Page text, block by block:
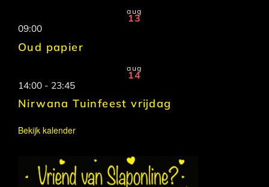
aug
13
09:00
Oud papier
aug
14
14:00 - 23:45
Nirwana Tuinfeest vrijdag
Bekijk kalender